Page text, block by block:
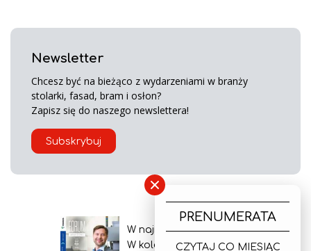
Newsletter
Chcesz być na bieżąco z wydarzeniami w branży
stolarki, fasad, bram i osłon?
Zapisz się do naszego newslettera!
Subskrybuj
W najnowszym wydaniu
W kolejnym numerze
×
PRENUMERATA
CZYTAJ CO MIESIĄC